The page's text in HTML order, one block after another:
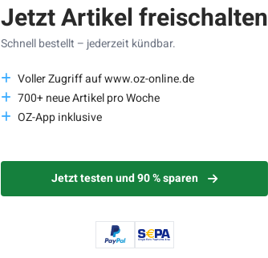
Jetzt Artikel freischalten
Schnell bestellt – jederzeit kündbar.
Voller Zugriff auf www.oz-online.de
700+ neue Artikel pro Woche
OZ-App inklusive
Jetzt testen und 90 % sparen